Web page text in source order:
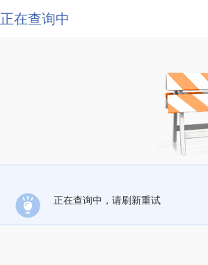
正在查询中
正在查询中，请刷新重试